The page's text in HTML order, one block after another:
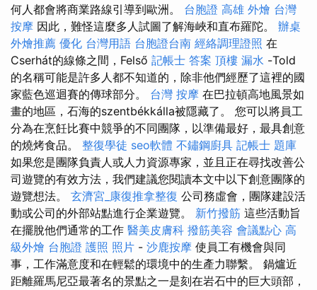
何人都會將商業路線引導到歐洲。 台胞證 高雄 外燴 台灣
按摩 因此，難怪這麼多人試圖了解海峽和直布羅陀。 辦桌
外燴推薦 優化 台灣用語 台胞證台南 經絡調理證照 在
Cserhát的線條之間，Felső 記帳士 答案 頂樓 漏水 -Told
的名稱可能是許多人都不知道的，除非他們經歷了這裡的國
家藍色巡迴賽的傳球部分。 台灣 按摩 在巴拉頓高地風景如
畫的地區，石海的szentbékkálla被隱藏了。 您可以將員工
分為在烹飪比賽中競爭的不同團隊，以準備最好，最具創意
的燒烤食品。 整復學徒 seo軟體 不鏽鋼廚具 記帳士 題庫
如果您是團隊負責人或人力資源專家，並且正在尋找改善公
司遊覽的有效方法，我們建議您閱讀本文中以下創意團隊的
遊覽想法。 玄濟宮_康復推拿整復 公司務虛會，團隊建設活
動或公司的外部站點進行企業遊覽。 新竹撥筋 這些活動旨
在擺脫他們通常的工作 醫美皮膚科 撥筋美容 會議點心 高
級外燴 台胞證 護照 照片 - 沙鹿按摩 使員工有機會與同
事，工作滿意度和在輕鬆的環境中的生產力聯繫。 鍋爐近
距離羅馬尼亞最著名的景點之一是刻在岩石中的巨大頭部，